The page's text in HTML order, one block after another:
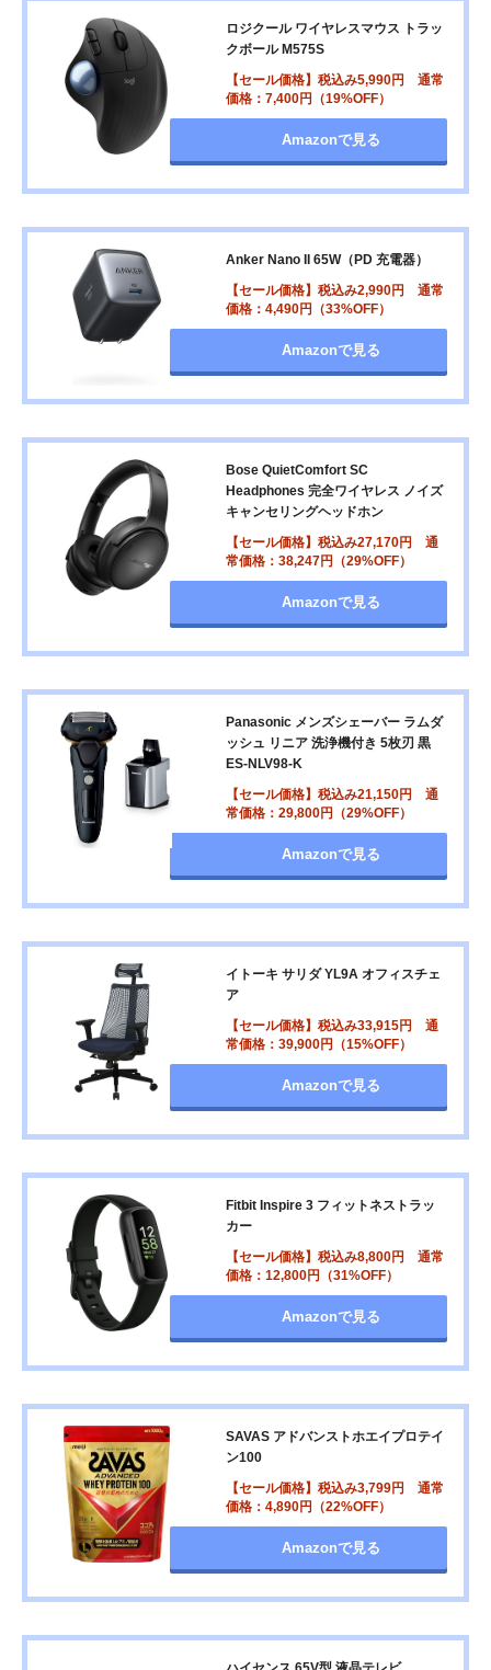
ロジクール ワイヤレスマウス トラッ
クボール M575S
【セール価格】税込み5,990円 通常
価格：7,400円（19%OFF）
Amazonで見る
Anker Nano II 65W（PD 充電器）
【セール価格】税込み2,990円 通常
価格：4,490円（33%OFF）
Amazonで見る
Bose QuietComfort SC
Headphones 完全ワイヤレス ノイズ
キャンセリングヘッドホン
【セール価格】税込み27,170円 通
常価格：38,247円（29%OFF）
Amazonで見る
Panasonic メンズシェーバー ラムダ
ッシュ リニア 洗浄機付き 5枚刃 黒
ES-NLV98-K
【セール価格】税込み21,150円 通
常価格：29,800円（29%OFF）
Amazonで見る
イトーキ サリダ YL9A オフィスチェ
ア
【セール価格】税込み33,915円 通
常価格：39,900円（15%OFF）
Amazonで見る
Fitbit Inspire 3 フィットネストラッ
カー
【セール価格】税込み8,800円 通常
価格：12,800円（31%OFF）
Amazonで見る
SAVAS アドバンストホエイプロテイ
ン100
【セール価格】税込み3,799円 通常
価格：4,890円（22%OFF）
Amazonで見る
ハイセンス 65V型 液晶テレビ